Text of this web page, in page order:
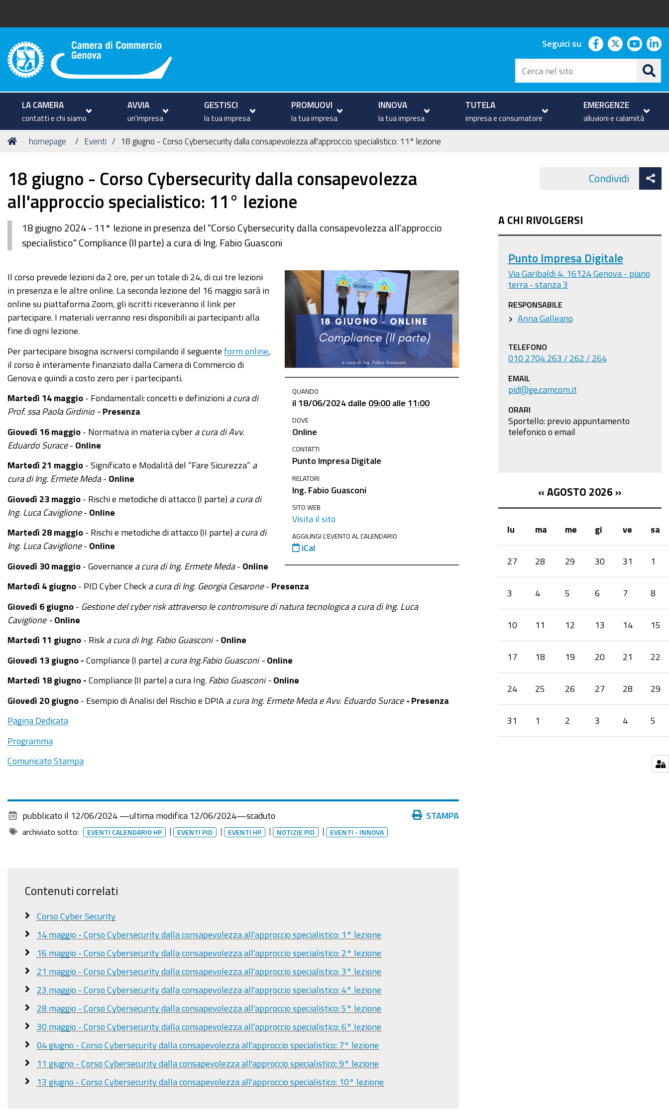
Camera di Commercio di Genova
Seguici su facebook
twitter
Cerca
nel
sito
LA CAMERA
contatti e chi siamo
AVVIA
un'impresa
GESTISCI
la tua impresa
PROMUOVI
la tua impresa
INNOVA
la tua impresa
TUTELA
impresa e consumatore
EMERGENZE
alluvioni e calamità
Tu
Home
homepage Eventi 18 giugno - Corso Cybersecurity dalla consapevolezza all'approccio specialistico: 11° lezione
18 giugno - Corso Cybersecurity dalla consapevolezza
all'approccio specialistico: 11° lezione
18 giugno 2024 - 11° lezione in presenza del "Corso Cybersecurity dalla consapevolezza all'approccio
specialistico" Compliance (II parte) a cura di Ing. Fabio Guasconi
https://www.ge.camcom.gov.it/it/elementi-
homepage/events/18-
giugno-
corso-
cybersecurity-
consapevolezza-
allapproccio-
specialistico-
11-
lezione
18
giugno
Corso
Cybersecurity
dalla
consapevolezza
specialistico:
11°
lezione
18T09:00:00+02:00
2024-
06-
giugno
11°
in
presenza
Cybersecurity
dalla
consapevolezza
parte)
Guasconi
QUANDO
il 18/06/2024dalle 09:00alle 11:00
DOVE
Online
CONTATTI
Punto Impresa Digitale
RELATORI
Ing. Fabio Guasconi
SITO WEB
Visita il sito
AGGIUNGI L'EVENTO AL CALENDARIO
iCal
Il corso prevede lezioni da 2 ore, per un totale di 24, di cui tre lezioni
in presenza e le altre online. La seconda lezione del 16 maggio sarà in
online su piattaforma Zoom, gli iscritti riceveranno il link per
partecipare. I materiali verranno resi disponibili ai partecipanti alla
fine di ogni lezione.
Per partecipare bisogna iscriversi compilando il seguente form online
il corso è interamente finanziato dalla Camera di Commercio di
Genova e quindi a costo zero per i partecipanti.
Martedì 14 maggio - Fondamentali: concetti e definizioni a cura di
Prof. ssa Paola Girdinio - Presenza
Giovedì 16 maggio - Normativa in materia cyber a cura di Avv.
Eduardo Surace - Online
Martedì 21 maggio - Significato e Modalità del “Fare Sicurezza” a
cura di Ing. Ermete Meda - Online
Giovedì 23 maggio - Rischi e metodiche di attacco (I parte) a cura di
Ing. Luca Caviglione - Online
Martedì 28 maggio - Rischi e metodiche di attacco (II parte) a cura di
Ing. Luca Caviglione - Online
Giovedì 30 maggio - Governance a cura di Ing. Ermete Meda - Online
Martedì 4 giugno - PID Cyber Check a cura di Ing. Georgia Cesarone - Presenza
Giovedì 6 giugno - Gestione del cyber risk attraverso le contromisure di natura tecnologica a cura di Ing. Luca
Caviglione - Online
Martedì 11 giugno - Risk a cura di Ing. Fabio Guasconi - Online
Giovedì 13 giugno - Compliance (I parte) a cura Ing. Fabio Guasconi - Online
Martedì 18 giugno - Compliance (II parte) a cura Ing. Fabio Guasconi - Online
Giovedì 20 giugno - Esempio di Analisi del Rischio e DPIA a cura Ing. Ermete Meda e Avv. Eduardo Surace- Presenza
Pagina Dedicata
Programma
Comunicato Stampa
Azioni STAMPA
pubblicato il 12/06/2024 —ultima modifica 12/06/2024—scaduto
archiviato sotto: EVENTI CALENDARIO HP EVENTI PID EVENTI HP NOTIZIE PID EVENTI - INNOVA
Contenuti correlati
Corso Cyber Security
14 maggio - Corso Cybersecurity dalla consapevolezza all'approccio specialistico: 1° lezione
16 maggio - Corso Cybersecurity dalla consapevolezza all'approccio specialistico: 2° lezione
21 maggio - Corso Cybersecurity dalla consapevolezza all'approccio specialistico: 3° lezione
23 maggio - Corso Cybersecurity dalla consapevolezza all'approccio specialistico: 4° lezione
28 maggio - Corso Cybersecurity dalla consapevolezza all'approccio specialistico: 5° lezione
30 maggio - Corso Cybersecurity dalla consapevolezza all'approccio specialistico: 6° lezione
04 giugno - Corso Cybersecurity dalla consapevolezza all'approccio specialistico: 7° lezione
11 giugno - Corso Cybersecurity dalla consapevolezza all'approccio specialistico: 9° lezione
13 giugno - Corso Cybersecurity dalla consapevolezza all'approccio specialistico: 10° lezione
Condividi
A CHI RIVOLGERSI
Punto Impresa Digitale
Via Garibaldi 4, 16124 Genova - piano
terra - stanza 3
RESPONSABILE
Anna Galleano
TELEFONO
010 2704 263 / 262 / 264
EMAIL
pid@ge.camcom.it
ORARI
Sportello: previo appuntamento
telefonico o email
« AGOSTO 2026 »
lu ma me gi ve sa
27 28 29 30 31 1
3 4 5 6 7 8
10 11 12 13 14 15
17 18 19 20 21 22
24 25 26 27 28 29
31 1 2 3 4 5